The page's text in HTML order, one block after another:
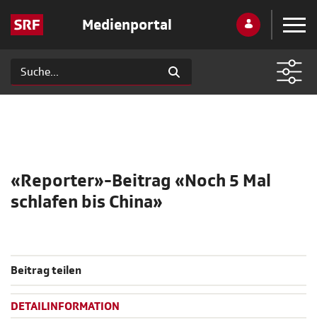
Medienportal
«Reporter»-Beitrag «Noch 5 Mal
schlafen bis China»
Beitrag teilen
DETAILINFORMATION